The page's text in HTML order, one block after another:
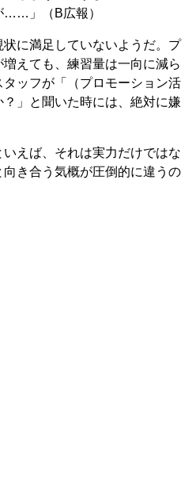
……」（B広報）
に満足していないようだ。プ
えても、練習量は一向に減ら
ッフが「（プロモーション活
」と聞いた時には、絶対に嫌
えば、それは実力だけではな
き合う気概が圧倒的に違うの